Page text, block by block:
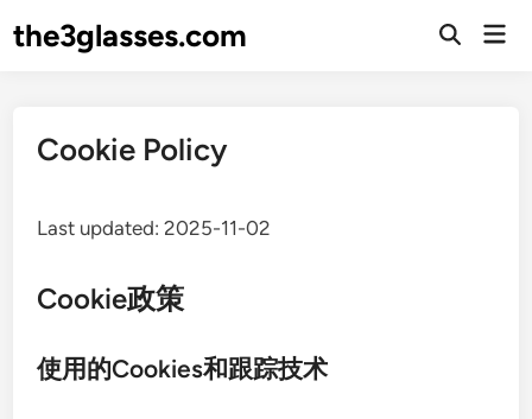
tothe3glasses.com
Open
Cookie Policy
Last updated: 2025-11-02
Cookie政策
使用的Cookies和跟踪技术